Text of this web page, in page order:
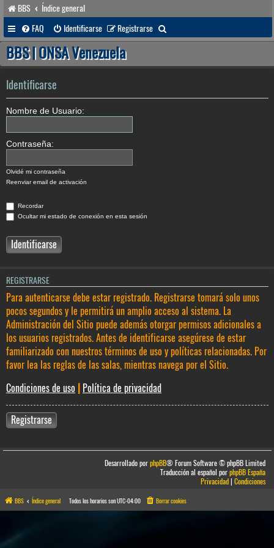
BBS
Índice general
FAQ
Identificarse Registrarse
u
a
BBS | ONSA Venezuela
Identificarse
Nombre de Usuario:
Contraseña:
Olvidé mi contraseña
Reenviar email de activación
Recordar
Ocultar mi estado de conexión en esta sesión
REGISTRARSE
Para autenticarse debe estar registrado. Registrarse tomará solo unos
pocos segundos y le permitirá un amplio acceso al sistema. La
Administración del Sitio puede además otorgar permisos adicionales a
los usuarios registrados. Antes de identificarse asegúrese de estar
familiarizado con nuestros términos de uso y políticas relacionadas. Por
favor lea las reglas de las salas, mientras navega por el Sitio.
Condiciones de uso
Política de privacidad
Registrarse
Desarrollado porphpBB® Forum Software © phpBB Limited
Traducción al español porphpBB España
Privacidad|Condiciones
BBS Índice general Todos los horarios sonUTC-04:00 Borrar cookies